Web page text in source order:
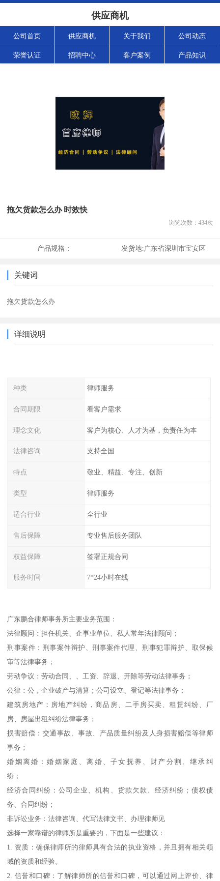
供应商机
公司首页 供应商机 关于我们 公司动态
荣誉认证 招聘中心 客户案例 产品知识
拖欠货款怎么办 时效快
浏览次数： 434次
产品规格： 发货地:广东省深圳市宝安区
关键词
拖欠货款怎么办
详细说明
种类 律师服务
合同期限 看客户需求
理念文化 客户为核心、人才为基，负责任为本
法律咨询 支持全国
特点 敬业、精益、专注、创新
类型 律师服务
适合行业 全行业
售后保障 专业售后服务团队
权益保障 签署正规合同
服务时间 7*24小时在线
广东鹏合律师事务所主要业务范围：
法律顾问：担任机关、企事业单位、私人常年法律顾问；
刑事案件：刑事案件辩护、刑事案件代理、刑事犯罪辩护、取保候
审等法律事务；
劳动争议：劳动合同、、工资、辞退、开除等劳动法律事务；
公律：公，企业破产与清算；公司设立、登记等法律事务；
建筑房地产：房地产纠纷，商品房、二手房买卖、租赁纠纷、厂
房、房屋出租纠纷法律事务；
损害赔偿：交通事故、事故、产品质量纠纷及人身损害赔偿等律师
事务；
婚姻离婚：婚姻家庭、离婚、子女抚养、财产分割、继承纠
纷；
经济合同纠纷：公司企业、机构、货款欠款、经济纠纷；债权债
务、合同纠纷；
非诉讼业务：法律咨询、代写法律文书、办理律师见
选择一家靠谱的律师所是重要的，下面是一些建议：
1. 资质：确保律师所的律师具有合法的执业资格，并且拥有相关领
域的资质和经验。
2. 信誉和口碑：了解律师所的信誉和口碑，可以通过网上评价、律